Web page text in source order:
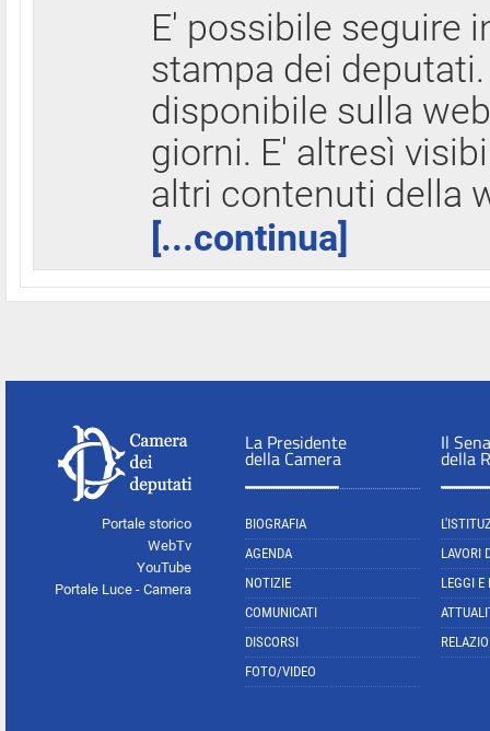
E' possibile seguire
stampa dei
disponibile sulla
giorni. E' altresì
altri contenuti della
[...continua]
Portale storico
WebTv
YouTube
Portale Luce - Camera
La Presidente
della Camera
BIOGRAFIA
AGENDA
NOTIZIE
COMUNICATI
DISCORSI
FOTO/VIDEO
Il
della
LAVORI
LEGGI E